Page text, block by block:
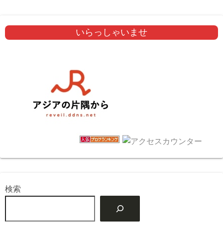
いらっしゃいませ
検索